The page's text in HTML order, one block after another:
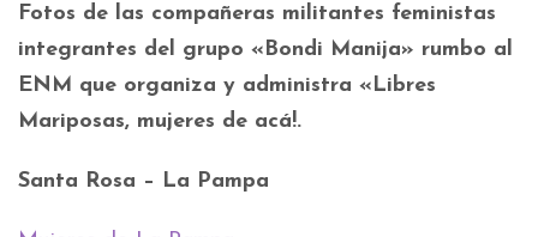
Fotos de las compañeras militantes feministas
integrantes del grupo «Bondi Manija» rumbo al
ENM que organiza y administra «Libres
Mariposas, mujeres de acá!.
Santa Rosa – La Pampa